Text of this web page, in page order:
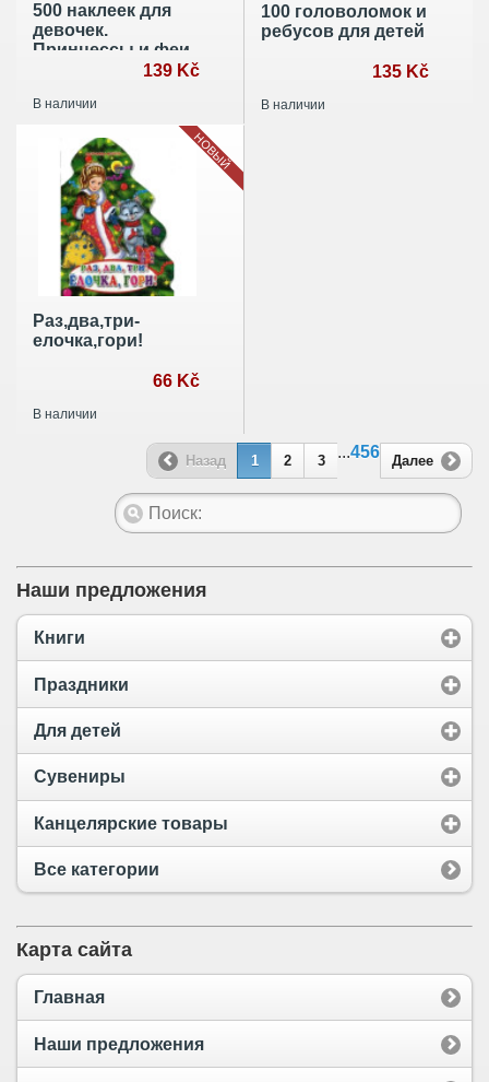
500 наклеек для
девочек.
Принцессы и феи
(комплект из 2-х139 Kč
В наличии
100 головоломок и
ребусов для детей
135 Kč
В наличии
Раз,два,три-
елочка,гори!
66 Kč
В наличии
НОВЫЙ
Назад 1 2 3
...456
Далее
Наши предложения
Книги
Праздники
Для детей
Сувениры
Канцелярские товары
Все категории
Карта сайта
Главная
Наши предложения